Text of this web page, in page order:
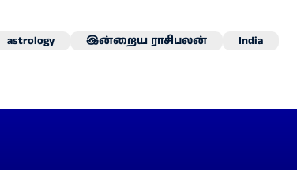
astrology இன்றைய ராசிபலன்
India